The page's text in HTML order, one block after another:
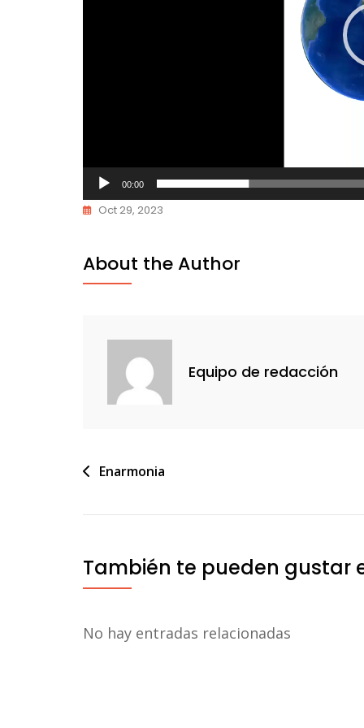
00:00
Oct 29, 2023
About the Author
Equipo de redacción
Navegación
Enarmonia
También te pueden gustar
No hay entradas relacionadas